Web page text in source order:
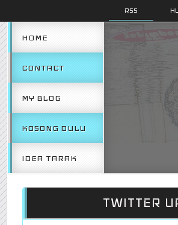
RSS
HOME
CONTACT
MY BLOG
KOSONG DULU
IDEA TARAK
TWITTER